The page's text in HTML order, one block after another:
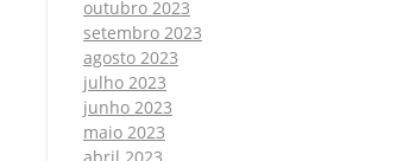
outubro 2023
setembro 2023
agosto 2023
julho 2023
junho 2023
maio 2023
abril 2023